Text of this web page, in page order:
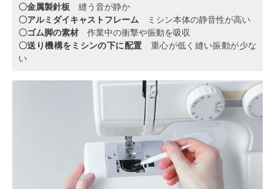
〇金属製針板 縫う音が静か
〇アルミダイキャストフレーム ミシン本体の静音性が高い
〇ゴム脚の素材 作業中の衝撃や振動を吸収
〇送り機構をミシンの下に配置 重心が低く縫い振動が少な
い